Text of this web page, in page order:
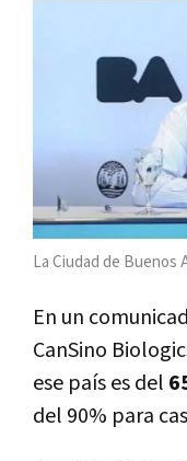
La Ciudad de Buenos
En un
CanSino
ese país es del
del 90% para